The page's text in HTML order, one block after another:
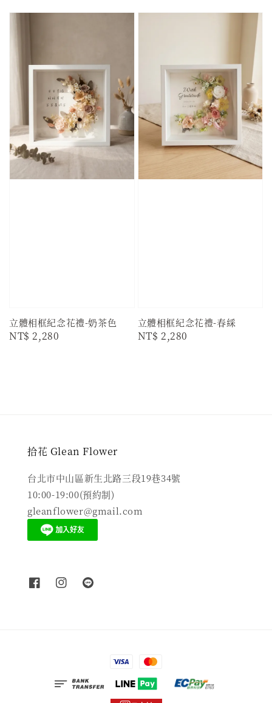
立體相框紀念花禮-奶茶色
Regular
NT$ 2,280
立體相框紀念花禮-春綵
Regular
NT$ 2,280
拾花 Glean Flower
台北市中山區新生北路三段19巷34號
10:00-19:00(預約制)
gleanflower@gmail.com